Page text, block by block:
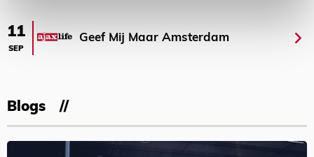
11
SEP
Geef Mij Maar Amsterdam
Blogs